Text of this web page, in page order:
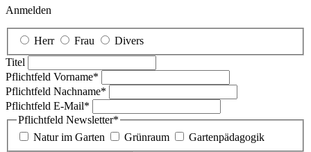
Anmelden
Herr Frau
Divers
Titel
Pflichtfeld Vorname*
Pflichtfeld Nachname*
Pflichtfeld E-Mail*
Pflichtfeld Newsletter*
Natur im Garten
Grünraum
Gartenpädagogik